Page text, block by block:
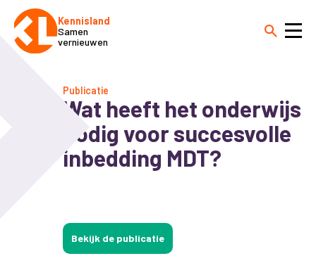
Kennisland
Samen
vernieuwen
Publicatie
Wat heeft het onderwijs
nodig voor succesvolle
inbedding MDT?
Bekijk de publicatie